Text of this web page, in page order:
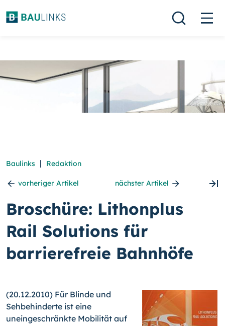
Baulinks | Redaktion
vorheriger Artikel nächster Artikel
Broschüre: Lithonplus
Rail Solutions für
barrierefreie Bahnhöfe
(20.12.2010) Für Blinde und
Sehbehinderte ist eine
uneingeschränkte Mobilität auf